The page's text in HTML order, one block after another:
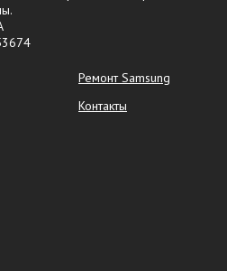
Ремонт Samsung
Контакты